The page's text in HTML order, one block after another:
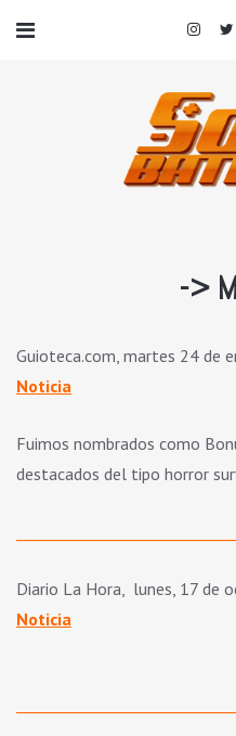
->
Guioteca.com, martes 24 de
Noticia
Fuimos nombrados como
destacados del tipo horror
Diario La Hora, lunes, 17 de
Noticia